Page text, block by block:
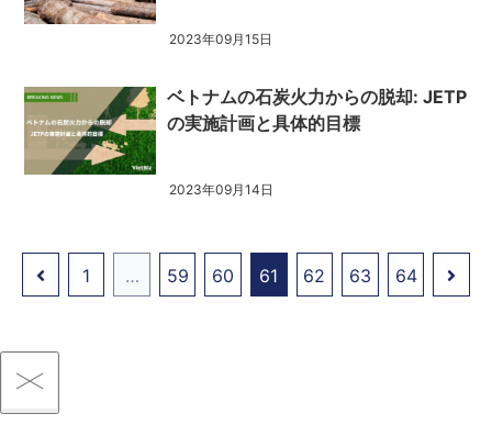
2023年09月15日
ベトナムの石炭火力からの脱却: JETP
の実施計画と具体的目標
2023年09月14日
1 … 59 60 61 62 63 64